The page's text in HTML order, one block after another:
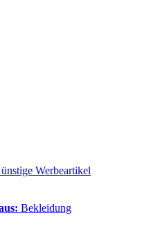
Werbeartikel
Bekleidung